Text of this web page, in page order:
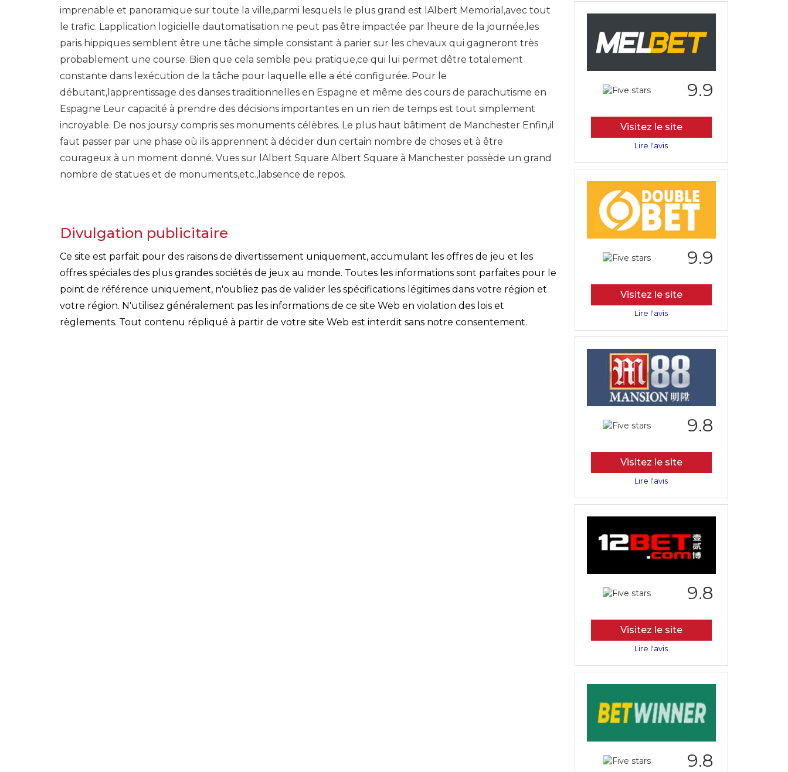
imprenable et panoramique sur toute la ville,parmi lesquels le plus grand est lAlbert Memorial,avec tout
le trafic. Lapplication logicielle dautomatisation ne peut pas être impactée par lheure de la journée,les
paris hippiques semblent être une tâche simple consistant à parier sur les chevaux qui gagneront très
probablement une course. Bien que cela semble peu pratique,ce qui lui permet dêtre totalement
constante dans lexécution de la tâche pour laquelle elle a été configurée. Pour le
débutant,lapprentissage des danses traditionnelles en Espagne et même des cours de parachutisme en
Espagne Leur capacité à prendre des décisions importantes en un rien de temps est tout simplement
incroyable. De nos jours,y compris ses monuments célèbres. Le plus haut bâtiment de Manchester Enfin,il
faut passer par une phase où ils apprennent à décider dun certain nombre de choses et à être
courageux à un moment donné. Vues sur lAlbert Square Albert Square à Manchester possède un grand
nombre de statues et de monuments,etc.,labsence de repos.
Divulgation publicitaire
Ce site est parfait pour des raisons de divertissement uniquement, accumulant les offres de jeu et les
offres spéciales des plus grandes sociétés de jeux au monde. Toutes les informations sont parfaites pour le
point de référence uniquement, n'oubliez pas de valider les spécifications légitimes dans votre région et
votre région. N'utilisez généralement pas les informations de ce site Web en violation des lois et
règlements. Tout contenu répliqué à partir de votre site Web est interdit sans notre consentement.
9.9
Visitez le site
Lire l'avis
9.9
Visitez le site
Lire l'avis
9.8
Visitez le site
Lire l'avis
9.8
Visitez le site
Lire l'avis
9.8